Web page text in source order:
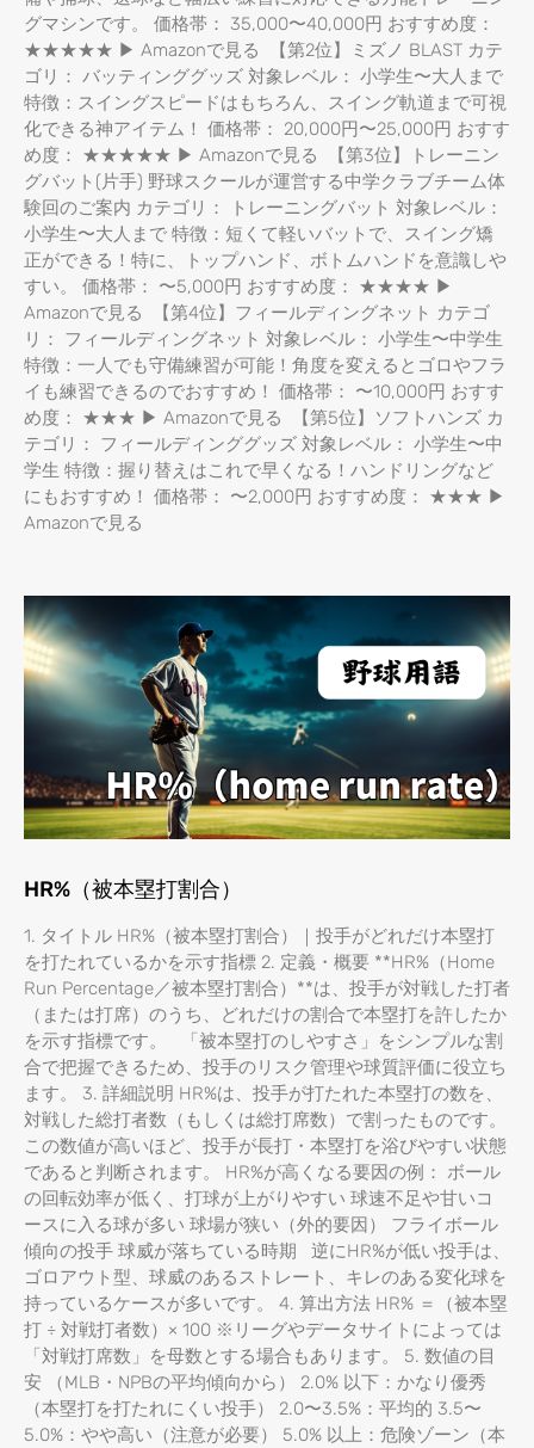
グマシンです。 価格帯： 35,000〜40,000円 おすすめ度：
★★★★★ ▶ Amazonで見る 【第2位】ミズノ BLAST カテ
ゴリ： バッティンググッズ 対象レベル： 小学生〜大人まで
特徴：スイングスピードはもちろん、スイング軌道まで可視
化できる神アイテム！ 価格帯： 20,000円〜25,000円 おすす
め度： ★★★★★ ▶ Amazonで見る 【第3位】トレーニン
グバット(片手) 野球スクールが運営する中学クラブチーム体
験回のご案内 カテゴリ： トレーニングバット 対象レベル：
小学生〜大人まで 特徴：短くて軽いバットで、スイング矯
正ができる！特に、トップハンド、ボトムハンドを意識しや
すい。 価格帯： 〜5,000円 おすすめ度： ★★★★ ▶
Amazonで見る 【第4位】フィールディングネット カテゴ
リ： フィールディングネット 対象レベル： 小学生〜中学生
特徴：一人でも守備練習が可能！角度を変えるとゴロやフラ
イも練習できるのでおすすめ！ 価格帯： 〜10,000円 おすす
め度： ★★★ ▶ Amazonで見る 【第5位】ソフトハンズ カ
テゴリ： フィールディンググッズ 対象レベル： 小学生〜中
学生 特徴：握り替えはこれで早くなる！ハンドリングなど
にもおすすめ！ 価格帯： 〜2,000円 おすすめ度： ★★★ ▶
Amazonで見る
HR%（被本塁打割合）
1. タイトル HR%（被本塁打割合）｜投手がどれだけ本塁打
を打たれているかを示す指標 2. 定義・概要 **HR%（Home
Run Percentage／被本塁打割合）**は、投手が対戦した打者
（または打席）のうち、どれだけの割合で本塁打を許したか
を示す指標です。 「被本塁打のしやすさ」をシンプルな割
合で把握できるため、投手のリスク管理や球質評価に役立ち
ます。 3. 詳細説明 HR%は、投手が打たれた本塁打の数を、
対戦した総打者数（もしくは総打席数）で割ったものです。
この数値が高いほど、投手が長打・本塁打を浴びやすい状態
であると判断されます。 HR%が高くなる要因の例： ボール
の回転効率が低く、打球が上がりやすい 球速不足や甘いコ
ースに入る球が多い 球場が狭い（外的要因） フライボール
傾向の投手 球威が落ちている時期 逆にHR%が低い投手は、
ゴロアウト型、球威のあるストレート、キレのある変化球を
持っているケースが多いです。 4. 算出方法 HR% ＝（被本塁
打 ÷ 対戦打者数）× 100 ※リーグやデータサイトによっては
「対戦打席数」を母数とする場合もあります。 5. 数値の目
安 （MLB・NPBの平均傾向から） 2.0% 以下：かなり優秀
（本塁打を打たれにくい投手） 2.0〜3.5%：平均的 3.5〜
5.0%：やや高い（注意が必要） 5.0% 以上：危険ゾーン（本